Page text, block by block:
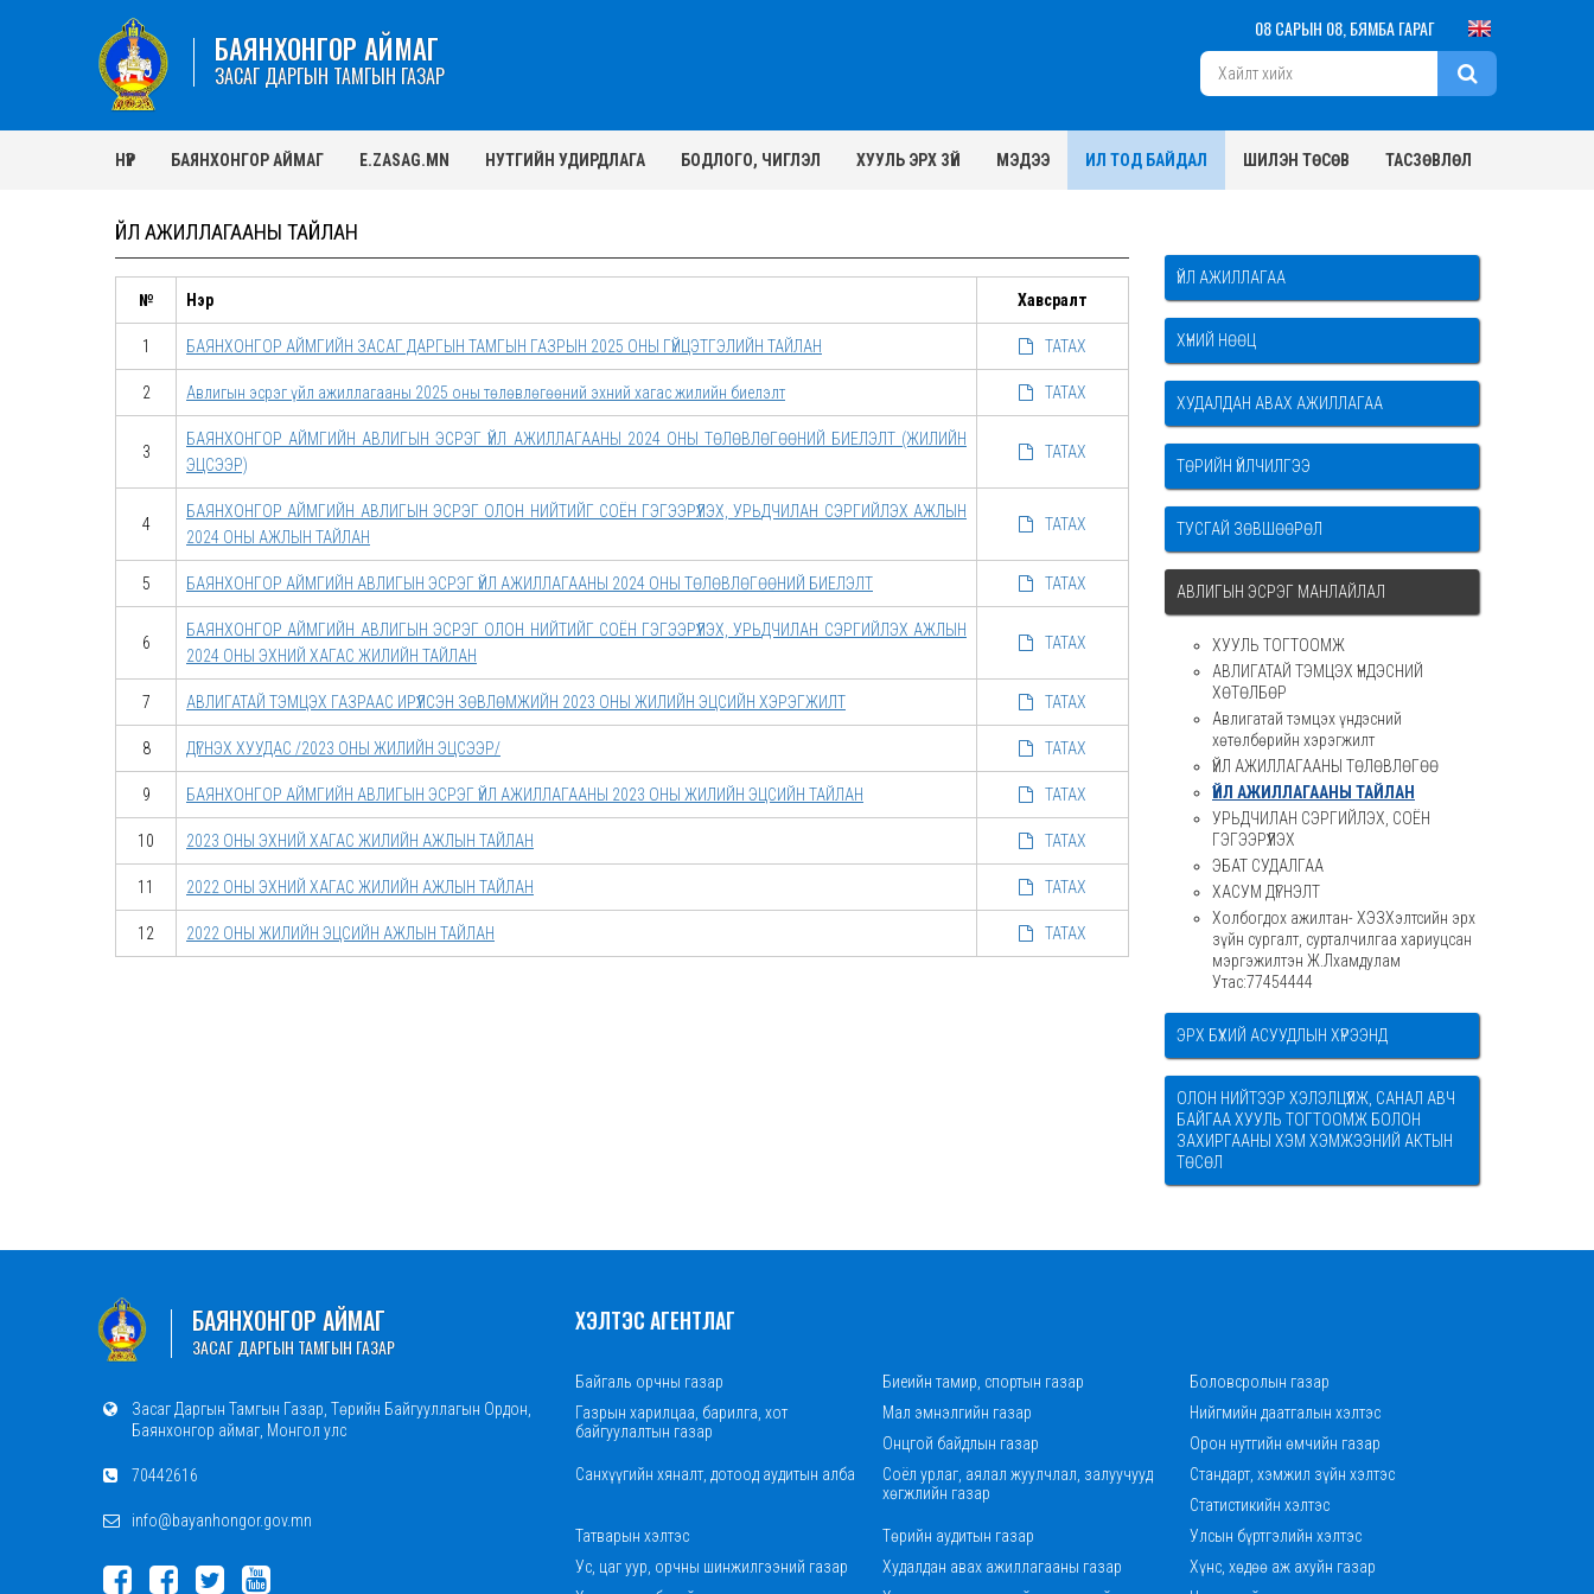
БАЯНХОНГОР АЙМАГ
ЗАСАГ ДАРГЫН ТАМГЫН ГАЗАР
08 САРЫН 08, БЯМБА ГАРАГ
НҮҮР БАЯНХОНГОР АЙМАГ E.ZASAG.MN НУТГИЙН УДИРДЛАГА БОДЛОГО, ЧИГЛЭЛ ХУУЛЬ ЭРХ ЗҮЙ МЭДЭЭ ИЛ ТОД БАЙДАЛ ШИЛЭН ТӨСӨВ ТАСЗӨВЛӨЛ
ҮЙЛ АЖИЛЛАГААНЫ ТАЙЛАН
№ Нэр Хавсралт
1 БАЯНХОНГОР АЙМГИЙН ЗАСАГ ДАРГЫН ТАМГЫН ГАЗРЫН 2025 ОНЫ ГҮЙЦЭТГЭЛИЙН ТАЙЛАН ТАТАХ
2 Авлигын эсрэг үйл ажиллагааны 2025 оны төлөвлөгөөний эхний хагас жилийн биелэлт ТАТАХ
3
БАЯНХОНГОР АЙМГИЙН АВЛИГЫН ЭСРЭГ ҮЙЛ АЖИЛЛАГААНЫ 2024 ОНЫ ТӨЛӨВЛӨГӨӨНИЙ БИЕЛЭЛТ (ЖИЛИЙН
ЭЦСЭЭР)
ТАТАХ
4
БАЯНХОНГОР АЙМГИЙН АВЛИГЫН ЭСРЭГ ОЛОН НИЙТИЙГ СОЁН ГЭГЭЭРҮҮЛЭХ, УРЬДЧИЛАН СЭРГИЙЛЭХ АЖЛЫН
2024 ОНЫ АЖЛЫН ТАЙЛАН
ТАТАХ
5 БАЯНХОНГОР АЙМГИЙН АВЛИГЫН ЭСРЭГ ҮЙЛ АЖИЛЛАГААНЫ 2024 ОНЫ ТӨЛӨВЛӨГӨӨНИЙ БИЕЛЭЛТ ТАТАХ
6
БАЯНХОНГОР АЙМГИЙН АВЛИГЫН ЭСРЭГ ОЛОН НИЙТИЙГ СОЁН ГЭГЭЭРҮҮЛЭХ, УРЬДЧИЛАН СЭРГИЙЛЭХ АЖЛЫН
2024 ОНЫ ЭХНИЙ ХАГАС ЖИЛИЙН ТАЙЛАН
ТАТАХ
7 АВЛИГАТАЙ ТЭМЦЭХ ГАЗРААС ИРҮҮЛСЭН ЗӨВЛӨМЖИЙН 2023 ОНЫ ЖИЛИЙН ЭЦСИЙН ХЭРЭГЖИЛТ ТАТАХ
8 ДҮГНЭХ ХУУДАС /2023 ОНЫ ЖИЛИЙН ЭЦСЭЭР/ ТАТАХ
9 БАЯНХОНГОР АЙМГИЙН АВЛИГЫН ЭСРЭГ ҮЙЛ АЖИЛЛАГААНЫ 2023 ОНЫ ЖИЛИЙН ЭЦСИЙН ТАЙЛАН ТАТАХ
10 2023 ОНЫ ЭХНИЙ ХАГАС ЖИЛИЙН АЖЛЫН ТАЙЛАН ТАТАХ
11 2022 ОНЫ ЭХНИЙ ХАГАС ЖИЛИЙН АЖЛЫН ТАЙЛАН ТАТАХ
12 2022 ОНЫ ЖИЛИЙН ЭЦСИЙН АЖЛЫН ТАЙЛАН ТАТАХ
ҮЙЛ АЖИЛЛАГАА
ХҮНИЙ НӨӨЦ
ХУДАЛДАН АВАХ АЖИЛЛАГАА
ТӨРИЙН ҮЙЛЧИЛГЭЭ
ТУСГАЙ ЗӨВШӨӨРӨЛ
АВЛИГЫН ЭСРЭГ МАНЛАЙЛАЛ
ХУУЛЬ ТОГТООМЖ
АВЛИГАТАЙ ТЭМЦЭХ ҮНДЭСНИЙ
ХӨТӨЛБӨР
Авлигатай тэмцэх үндэсний
хөтөлбөрийн хэрэгжилт
ҮЙЛ АЖИЛЛАГААНЫ ТӨЛӨВЛӨГӨӨ
ҮЙЛ АЖИЛЛАГААНЫ ТАЙЛАН
УРЬДЧИЛАН СЭРГИЙЛЭХ, СОЁН
ГЭГЭЭРҮҮЛЭХ
ЭБАТ СУДАЛГАА
ХАСУМ ДҮГНЭЛТ
Холбогдох ажилтан- ХЭЗХэлтсийн эрх
зүйн сургалт, сурталчилгаа хариуцсан
мэргэжилтэн Ж.Лхамдулам
Утас:77454444
ЭРХ БҮХИЙ АСУУДЛЫН ХҮРЭЭНД
ОЛОН НИЙТЭЭР ХЭЛЭЛЦҮҮЛЖ, САНАЛ АВЧ
БАЙГАА ХУУЛЬ ТОГТООМЖ БОЛОН
ЗАХИРГААНЫ ХЭМ ХЭМЖЭЭНИЙ АКТЫН
ТӨСӨЛ
БАЯНХОНГОР АЙМАГ
ЗАСАГ ДАРГЫН ТАМГЫН ГАЗАР
Засаг Даргын Тамгын Газар, Төрийн Байгууллагын Ордон,
Баянхонгор аймаг, Монгол улс
70442616
info@bayanhongor.gov.mn
ХЭЛТЭС АГЕНТЛАГ
Байгаль орчны газар Биеийн тамир, спортын газар
Боловсролын газар
Газрын харилцаа, барилга, хот
байгуулалтын газар
Мал эмнэлгийн газар
Нийгмийн даатгалын хэлтэс
Онцгой байдлын газар
Орон нутгийн өмчийн газар
Санхүүгийн хяналт, дотоод аудитын алба
Соёл урлаг, аялал жуулчлал, залуучууд
хөгжлийн газар
Стандарт, хэмжил зүйн хэлтэс
Статистикийн хэлтэс
Татварын хэлтэс
Төрийн аудитын газар
Улсын бүртгэлийн хэлтэс
Ус, цаг уур, орчны шинжилгээний газар
Худалдан авах ажиллагааны газар
Хүнс, хөдөө аж ахуйн газар